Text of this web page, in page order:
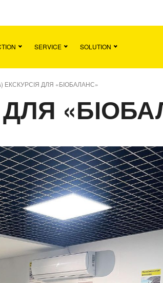
SERVICE SOLUTION
ЕКСКУРСІЯ ДЛЯ «БІОБАЛАНС»
ДЛЯ